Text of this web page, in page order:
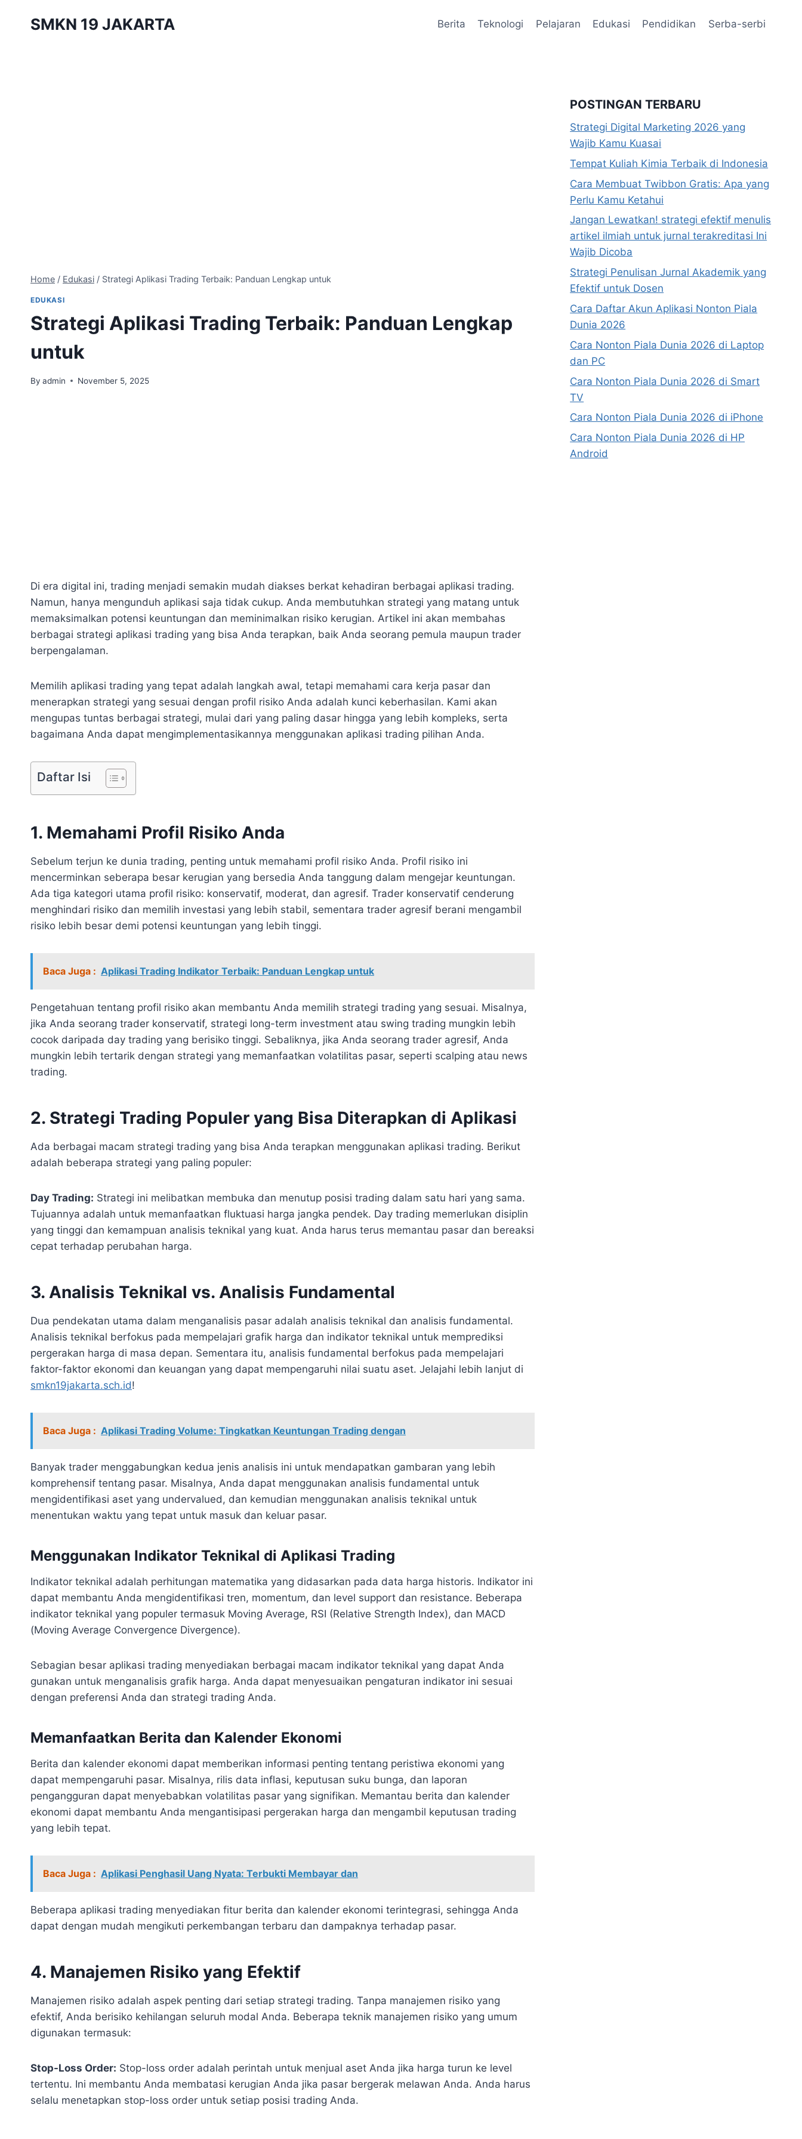
SMKN 19 JAKARTA Berita Teknologi Pelajaran Edukasi Pendidikan Serba-serbi
Home / Edukasi / Strategi Aplikasi Trading Terbaik: Panduan Lengkap untuk
EDUKASI
Strategi Aplikasi Trading Terbaik: Panduan Lengkap
untuk
By admin November 5, 2025
Di era digital ini, trading menjadi semakin mudah diakses berkat kehadiran berbagai aplikasi trading.
Namun, hanya mengunduh aplikasi saja tidak cukup. Anda membutuhkan strategi yang matang untuk
memaksimalkan potensi keuntungan dan meminimalkan risiko kerugian. Artikel ini akan membahas
berbagai strategi aplikasi trading yang bisa Anda terapkan, baik Anda seorang pemula maupun trader
berpengalaman.
Memilih aplikasi trading yang tepat adalah langkah awal, tetapi memahami cara kerja pasar dan
menerapkan strategi yang sesuai dengan profil risiko Anda adalah kunci keberhasilan. Kami akan
mengupas tuntas berbagai strategi, mulai dari yang paling dasar hingga yang lebih kompleks, serta
bagaimana Anda dapat mengimplementasikannya menggunakan aplikasi trading pilihan Anda.
Daftar Isi
1. Memahami Profil Risiko Anda
Sebelum terjun ke dunia trading, penting untuk memahami profil risiko Anda. Profil risiko ini
mencerminkan seberapa besar kerugian yang bersedia Anda tanggung dalam mengejar keuntungan.
Ada tiga kategori utama profil risiko: konservatif, moderat, dan agresif. Trader konservatif cenderung
menghindari risiko dan memilih investasi yang lebih stabil, sementara trader agresif berani mengambil
risiko lebih besar demi potensi keuntungan yang lebih tinggi.
Baca Juga : Aplikasi Trading Indikator Terbaik: Panduan Lengkap untuk
Pengetahuan tentang profil risiko akan membantu Anda memilih strategi trading yang sesuai. Misalnya,
jika Anda seorang trader konservatif, strategi long-term investment atau swing trading mungkin lebih
cocok daripada day trading yang berisiko tinggi. Sebaliknya, jika Anda seorang trader agresif, Anda
mungkin lebih tertarik dengan strategi yang memanfaatkan volatilitas pasar, seperti scalping atau news
trading.
2. Strategi Trading Populer yang Bisa Diterapkan di Aplikasi
Ada berbagai macam strategi trading yang bisa Anda terapkan menggunakan aplikasi trading. Berikut
adalah beberapa strategi yang paling populer:
Day Trading: Strategi ini melibatkan membuka dan menutup posisi trading dalam satu hari yang sama.
Tujuannya adalah untuk memanfaatkan fluktuasi harga jangka pendek. Day trading memerlukan disiplin
yang tinggi dan kemampuan analisis teknikal yang kuat. Anda harus terus memantau pasar dan bereaksi
cepat terhadap perubahan harga.
3. Analisis Teknikal vs. Analisis Fundamental
Dua pendekatan utama dalam menganalisis pasar adalah analisis teknikal dan analisis fundamental.
Analisis teknikal berfokus pada mempelajari grafik harga dan indikator teknikal untuk memprediksi
pergerakan harga di masa depan. Sementara itu, analisis fundamental berfokus pada mempelajari
faktor-faktor ekonomi dan keuangan yang dapat mempengaruhi nilai suatu aset. Jelajahi lebih lanjut di
smkn19jakarta.sch.id!
Baca Juga : Aplikasi Trading Volume: Tingkatkan Keuntungan Trading dengan
Banyak trader menggabungkan kedua jenis analisis ini untuk mendapatkan gambaran yang lebih
komprehensif tentang pasar. Misalnya, Anda dapat menggunakan analisis fundamental untuk
mengidentifikasi aset yang undervalued, dan kemudian menggunakan analisis teknikal untuk
menentukan waktu yang tepat untuk masuk dan keluar pasar.
Menggunakan Indikator Teknikal di Aplikasi Trading
Indikator teknikal adalah perhitungan matematika yang didasarkan pada data harga historis. Indikator ini
dapat membantu Anda mengidentifikasi tren, momentum, dan level support dan resistance. Beberapa
indikator teknikal yang populer termasuk Moving Average, RSI (Relative Strength Index), dan MACD
(Moving Average Convergence Divergence).
Sebagian besar aplikasi trading menyediakan berbagai macam indikator teknikal yang dapat Anda
gunakan untuk menganalisis grafik harga. Anda dapat menyesuaikan pengaturan indikator ini sesuai
dengan preferensi Anda dan strategi trading Anda.
Memanfaatkan Berita dan Kalender Ekonomi
Berita dan kalender ekonomi dapat memberikan informasi penting tentang peristiwa ekonomi yang
dapat mempengaruhi pasar. Misalnya, rilis data inflasi, keputusan suku bunga, dan laporan
pengangguran dapat menyebabkan volatilitas pasar yang signifikan. Memantau berita dan kalender
ekonomi dapat membantu Anda mengantisipasi pergerakan harga dan mengambil keputusan trading
yang lebih tepat.
Baca Juga : Aplikasi Penghasil Uang Nyata: Terbukti Membayar dan
Beberapa aplikasi trading menyediakan fitur berita dan kalender ekonomi terintegrasi, sehingga Anda
dapat dengan mudah mengikuti perkembangan terbaru dan dampaknya terhadap pasar.
4. Manajemen Risiko yang Efektif
Manajemen risiko adalah aspek penting dari setiap strategi trading. Tanpa manajemen risiko yang
efektif, Anda berisiko kehilangan seluruh modal Anda. Beberapa teknik manajemen risiko yang umum
digunakan termasuk:
Stop-Loss Order: Stop-loss order adalah perintah untuk menjual aset Anda jika harga turun ke level
tertentu. Ini membantu Anda membatasi kerugian Anda jika pasar bergerak melawan Anda. Anda harus
selalu menetapkan stop-loss order untuk setiap posisi trading Anda.
POSTINGAN TERBARU
Strategi Digital Marketing 2026 yang
Wajib Kamu Kuasai
Tempat Kuliah Kimia Terbaik di Indonesia
Cara Membuat Twibbon Gratis: Apa yang
Perlu Kamu Ketahui
Jangan Lewatkan! strategi efektif menulis
artikel ilmiah untuk jurnal terakreditasi Ini
Wajib Dicoba
Strategi Penulisan Jurnal Akademik yang
Efektif untuk Dosen
Cara Daftar Akun Aplikasi Nonton Piala
Dunia 2026
Cara Nonton Piala Dunia 2026 di Laptop
dan PC
Cara Nonton Piala Dunia 2026 di Smart
TV
Cara Nonton Piala Dunia 2026 di iPhone
Cara Nonton Piala Dunia 2026 di HP
Android